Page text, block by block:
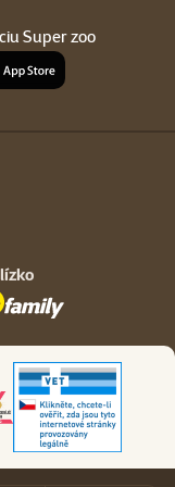
Super zoo